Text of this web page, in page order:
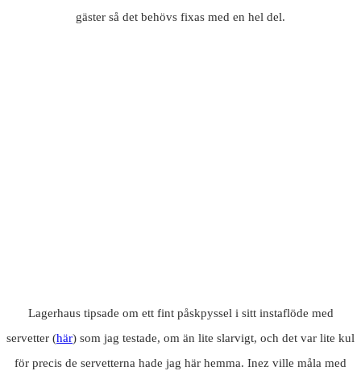
gäster så det behövs fixas med en hel del.
Lagerhaus tipsade om ett fint påskpyssel i sitt instaflöde med
servetter (här) som jag testade, om än lite slarvigt, och det var lite kul
för precis de servetterna hade jag här hemma. Inez ville måla med